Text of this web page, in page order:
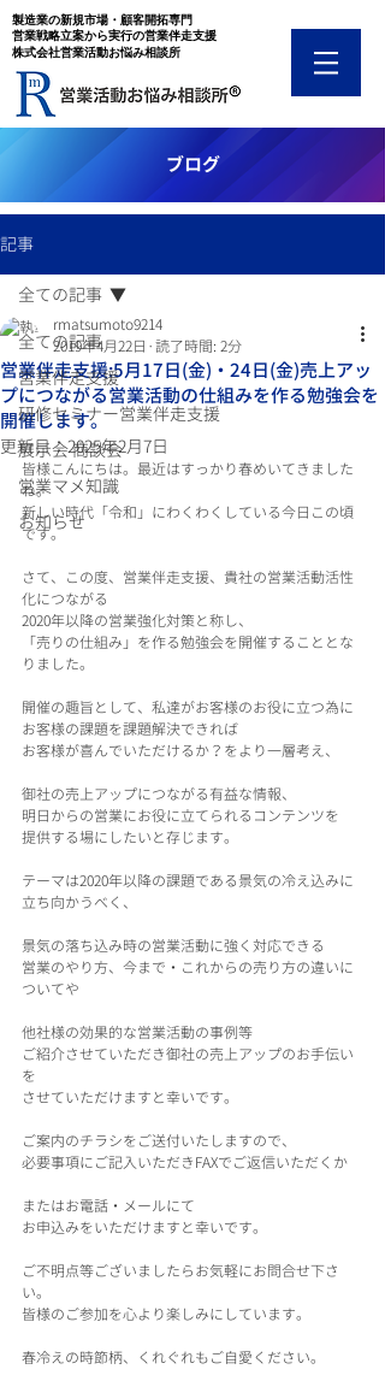
​製造業の新規市場・顧客開拓専門
​営業戦略立案から実行の営業伴走支援
​株式会社営業活動お悩み相談所
​ブログ
記事
全ての記事
営業伴走支援
研修セミナー営業伴走支援
展示会 商談会
営業マメ知識
お知らせ
全ての記事
営業伴走支援:5月17日(金)・24日(金)売上アッ
プにつながる営業活動の仕組みを作る勉強会を
開催します。
rmatsumoto9214
2019年4月22日 読了時間: 2分
更新日：2025年2月7日
皆様こんにちは。最近はすっかり春めいてきました
ね。
新しい時代「令和」にわくわくしている今日この頃
です。
さて、この度、営業伴走支援、貴社の営業活動活性
化につながる
2020年以降の営業強化対策と称し、
「売りの仕組み」を作る勉強会を開催することとな
りました。
開催の趣旨として、私達がお客様のお役に立つ為に
お客様の課題を課題解決できれば
お客様が喜んでいただけるか？をより一層考え、
御社の売上アップにつながる有益な情報、
明日からの営業にお役に立てられるコンテンツを
提供する場にしたいと存じます。
テーマは2020年以降の課題である景気の冷え込みに
立ち向かうべく、
景気の落ち込み時の営業活動に強く対応できる
営業のやり方、今まで・これからの売り方の違いに
ついてや
他社様の効果的な営業活動の事例等
ご紹介させていただき御社の売上アップのお手伝い
を
させていただけますと幸いです。
ご案内のチラシをご送付いたしますので、
必要事項にご記入いただきFAXでご返信いただくか
またはお電話・メールにて
お申込みをいただけますと幸いです。
ご不明点等ございましたらお気軽にお問合せ下さ
い。
皆様のご参加を心より楽しみにしています。
春冷えの時節柄、くれぐれもご自愛ください。